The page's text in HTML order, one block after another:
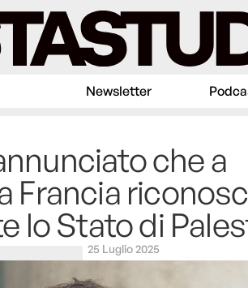
Newsletter
che a
Francia
lo Stato di
25 Luglio 2025